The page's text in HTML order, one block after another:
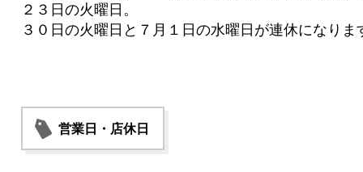
２３日の火曜日。
３０日の火曜日と７月１日の水曜日が連休になりま
営業日・店休日